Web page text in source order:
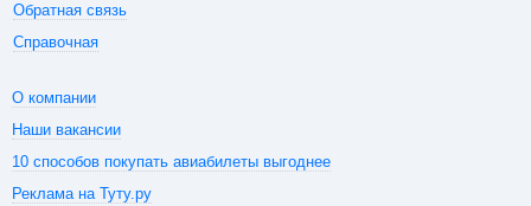
Обратная связь
Справочная
О компании
Наши вакансии
10 способов покупать авиабилеты выгоднее
Реклама на Туту.ру